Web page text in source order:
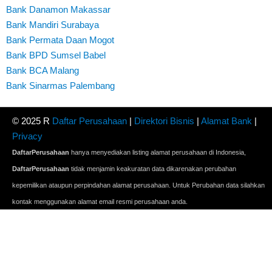
Bank Danamon Makassar
Bank Mandiri Surabaya
Bank Permata Daan Mogot
Bank BPD Sumsel Babel
Bank BCA Malang
Bank Sinarmas Palembang
© 2025 R Daftar Perusahaan | Direktori Bisnis | Alamat Bank |
Privacy
DaftarPerusahaan hanya menyediakan listing alamat perusahaan di Indonesia,
DaftarPerusahaan tidak menjamin keakuratan data dikarenakan perubahan
kepemilikan ataupun perpindahan alamat perusahaan. Untuk Perubahan data silahkan
kontak menggunakan alamat email resmi perusahaan anda.